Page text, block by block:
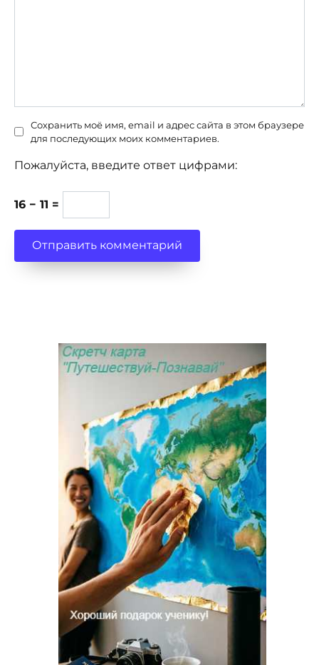
Сохранить моё имя, email и адрес сайта в этом браузере
для последующих моих комментариев.
Пожалуйста, введите ответ цифрами:
16 − 11 =